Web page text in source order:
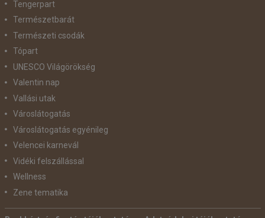
Tengerpart
Természetbarát
Természeti csodák
Tópart
UNESCO Világörökség
Valentin nap
Vallási utak
Városlátogatás
Városlátogatás egyénileg
Velencei karnevál
Vidéki felszállással
Wellness
Zene tematika